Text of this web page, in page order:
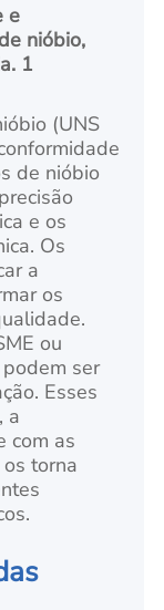
e
nióbio,
1
(UNS
de nióbio
e os
Os
a
os
ou
ser
Esses
a
com as
torna